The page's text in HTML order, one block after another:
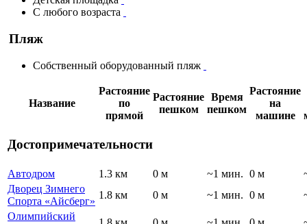
С любого возраста
Пляж
Собственный оборудованный пляж
Название
Растояние
по
прямой
Растояние
пешком
Время
пешком
Растояние
на
машине
Достопримечательности
Автодром 1.3 км 0 м ~1 мин. 0 м
Дворец Зимнего
Спорта «Айсберг»
1.8 км 0 м ~1 мин. 0 м
Олимпийский